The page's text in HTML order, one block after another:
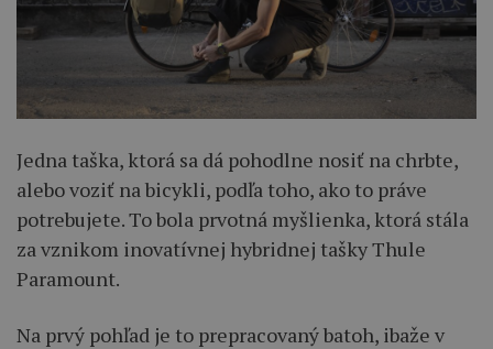
Jedna taška, ktorá sa dá pohodlne nosiť na chrbte,
alebo voziť na bicykli, podľa toho, ako to práve
potrebujete. To bola prvotná myšlienka, ktorá stála
za vznikom inovatívnej hybridnej tašky Thule
Paramount.
Na prvý pohľad je to prepracovaný batoh, ibaže v